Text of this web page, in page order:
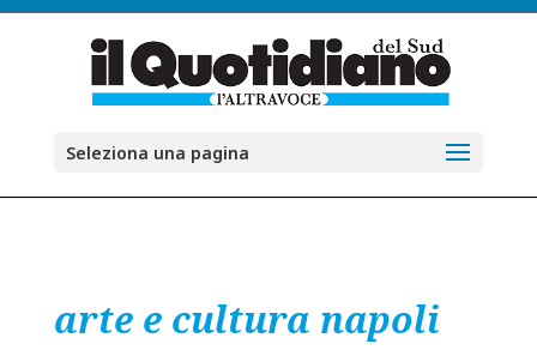
Seleziona una pagina
arte e cultura napoli